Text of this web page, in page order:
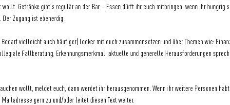
Getränke gibt’s regulär an der Bar – Essen dürft ihr euch mitbringen, wenn ihr hungrig
Der Zugang ist ebenerdig.
vielleicht auch häufiger) locker mit euch zusammensetzen und über Themen wie:
Fallberatung, Erkennungsmerkmal, aktuelle und generelle Herausforderungen
wollt, meldet euch, dann werdet ihr herausgenommen. Wenn ihr weitere Personen
gern zu und/oder leitet diesen Text weiter.